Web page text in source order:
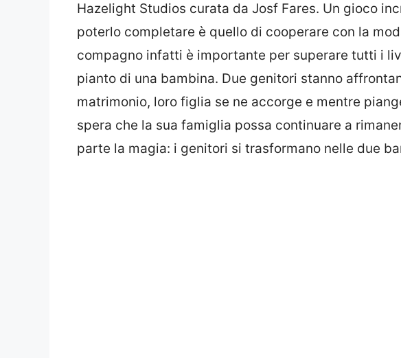
Hazelight Studios curata da Josf Fares. Un gioco
poterlo completare è quello di cooperare con la
compagno infatti è importante per superare tutti i
pianto di una bambina. Due genitori stanno
matrimonio, loro figlia se ne accorge e mentre
spera che la sua famiglia possa continuare a
parte la magia: i genitori si trasformano nelle due